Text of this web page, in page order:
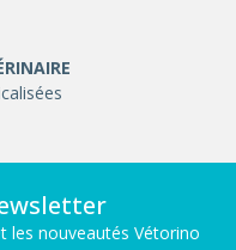
les nouveautés Vétorino